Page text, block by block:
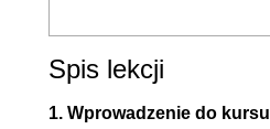
Spis lekcji
1. Wprowadzenie do kursu